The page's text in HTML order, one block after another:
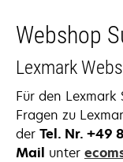
Webshop
Lexmark
Für den
Fragen zu
der Tel. Nr. +49
Mail unter